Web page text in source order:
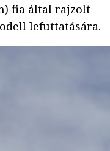
fia által rajzolt
lefuttatására.